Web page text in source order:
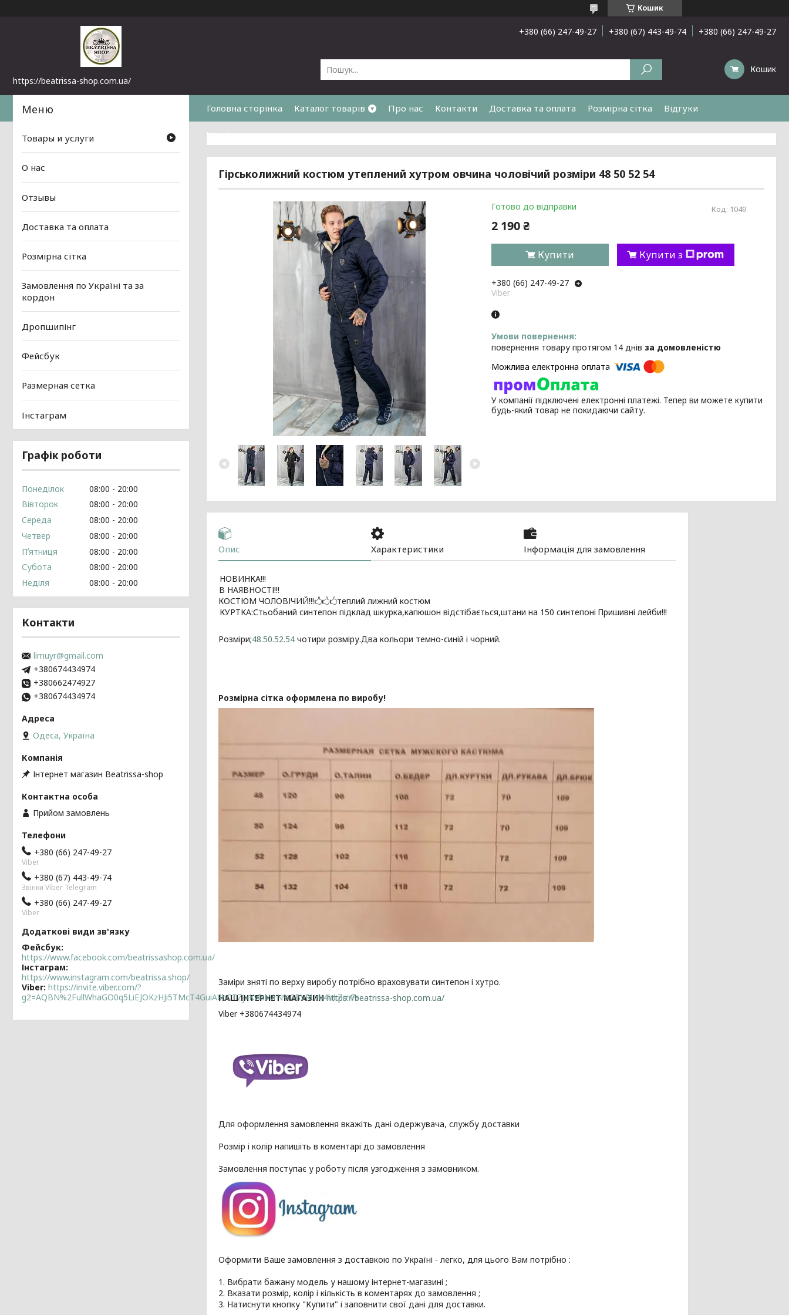
Кошик
https://beatrissa-shop.com.ua/
+380 (66) 247-49-27 +380 (67) 443-49-74 +380 (66) 247-49-27
Кошик
Головна сторінка Каталог товарів Про нас Контакти Доставка та оплата Розмірна сітка Відгуки
Часті питання
Гірськолижний костюм утеплений хутром овчина чоловічий розміри 48 50 52 54
Готово до відправки Код: 1049
2 190 ₴
Купити Купити з
+380 (66) 247-49-27
Viber
повернення товару протягом 14 днів за домовленістю
У компанії підключені електронні платежі. Тепер ви можете купити
будь-який товар не покидаючи сайту.
Опис Характеристики Інформація для замовлення
НОВИНКА!!!
В НАЯВНОСТІ!!!
КОСТЮМ ЧОЛОВІЧИЙ!!!🖒🖒🖒теплий лижний костюм
КУРТКА:Стьобаний синтепон підклад шкурка,капюшон відстібається,штани на 150 синтепоні Пришивні лейби!!!
Розміри;48.50.52.54 чотири розміру.Два кольори темно-синій і чорний.
Розмірна сітка оформлена по виробу!
Заміри зняті по верху виробу потрібно враховувати синтепон і хутро.
НАШ ІНТЕРНЕТ МАГАЗИНhttps://beatrissa-shop.com.ua/
Viber +380674434974
Для оформлення замовлення вкажіть дані одержувача, службу доставки
Розмір і колір напишіть в коментарі до замовлення
Замовлення поступає у роботу після узгодження з замовником.
Оформити Ваше замовлення з доставкою по Україні - легко, для цього Вам потрібно :
1. Вибрати бажану модель у нашому інтернет-магазині ;
2. Вказати розмір, колір і кількість в коментарях до замовлення ;
3. Натиснути кнопку "Купити" і заповнити свої дані для доставки.
Товары и услуги
О нас
Отзывы
Доставка та оплата
Розмірна сітка
Замовлення по Україні та за
кордон
Дропшипінг
Фейсбук
Размерная сетка
Інстаграм
Графік роботи
Понеділок 08:00
20:00
Вівторок
08:00
20:00
Середа
08:00
20:00
Четвер
08:00
20:00
Пʼятниця
08:00
20:00
Субота
08:00
20:00
Неділя
08:00 20:00
Контакти
limuyr@gmail.com
+380674434974
+380662474927
+380674434974
Одеса, Україна
Інтернет магазин Beatrissa-shop
Прийом замовлень
+380 (66) 247-49-27
Viber
+380 (67) 443-49-74
Звінки Viber Telegram
+380 (66) 247-49-27
Viber
Фейсбук
https://www.facebook.com/beatrissashop.com.ua/
Інстаграм
https://www.instagram.com/beatrissa.shop/
Viber https://invite.viber.com/?
g2=AQBN%2FullWhaGO0q5LiEJOKzHJi5TMcT4GuiA8hCTZjxKvlbkVrN%2BVRUrb4hLZmFs